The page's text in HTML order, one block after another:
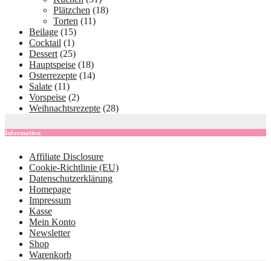
Plätzchen (18)
Torten (11)
Beilage (15)
Cocktail (1)
Dessert (25)
Hauptspeise (18)
Osterrezepte (14)
Salate (11)
Vorspeise (2)
Weihnachtsrezepte (28)
Information
Affiliate Disclosure
Cookie-Richtlinie (EU)
Datenschutzerklärung
Homepage
Impressum
Kasse
Mein Konto
Newsletter
Shop
Warenkorb